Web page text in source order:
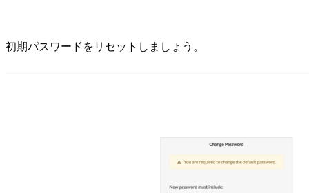
初期パスワードをリセットしましょう。